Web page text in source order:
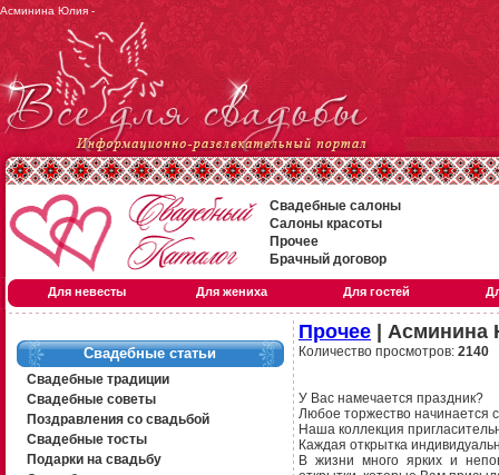
Асминина Юлия -
Свадебные салоны
Салоны красоты
Прочее
Брачный договор
Для невесты Для жениха Для гостей
Свадебные статьи
Свадебные традиции
Свадебные советы
Поздравления со свадьбой
Свадебные тосты
Подарки на свадьбу
Прочее |
Количество просмотров: 2140
У Вас намечается праздник?
Любое торжество начинается
Наша коллекция
Каждая открытка
В жизни много ярких и